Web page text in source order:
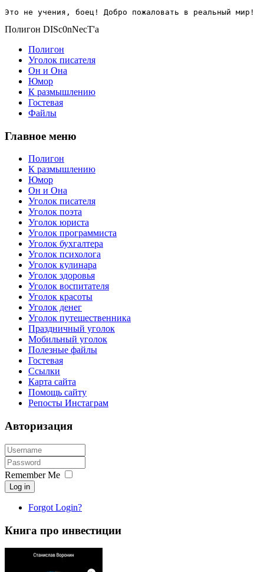
Это не учения, боец! Добро пожаловать в реальный мир!
Полигон DISc0nNecT'a
Полигон
Уголок писателя
Он и Она
Юмор
К размышлению
Гостевая
Файлы
Главное меню
Полигон
К размышлению
Юмор
Он и Она
Уголок писателя
Уголок поэта
Уголок юриста
Уголок программиста
Уголок бухгалтера
Уголок психолога
Уголок кулинара
Уголок здоровья
Уголок воспитателя
Уголок красоты
Уголок денег
Уголок путешественника
Праздничный уголок
Мобильный уголок
Полезные файлы
Гостевая
Ссылки
Карта сайта
Помощь сайту
Репосты Инстаграм
Авторизация
Remember Me
Log in
Forgot Login?
Книга про инвестиции